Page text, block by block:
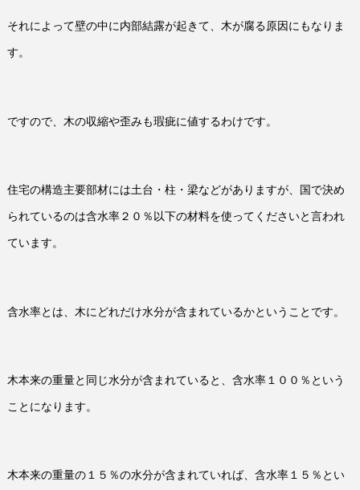
それによって壁の中に内部結露が起きて、木が腐る原因にもなりま
す。
ですので、木の収縮や歪みも瑕疵に値するわけです。
住宅の構造主要部材には土台・柱・梁などがありますが、国で決め
られているのは含水率２０％以下の材料を使ってくださいと言われ
ています。
含水率とは、木にどれだけ水分が含まれているかということです。
木本来の重量と同じ水分が含まれていると、含水率１００％という
ことになります。
木本来の重量の１５％の水分が含まれていれば、含水率１５％とい